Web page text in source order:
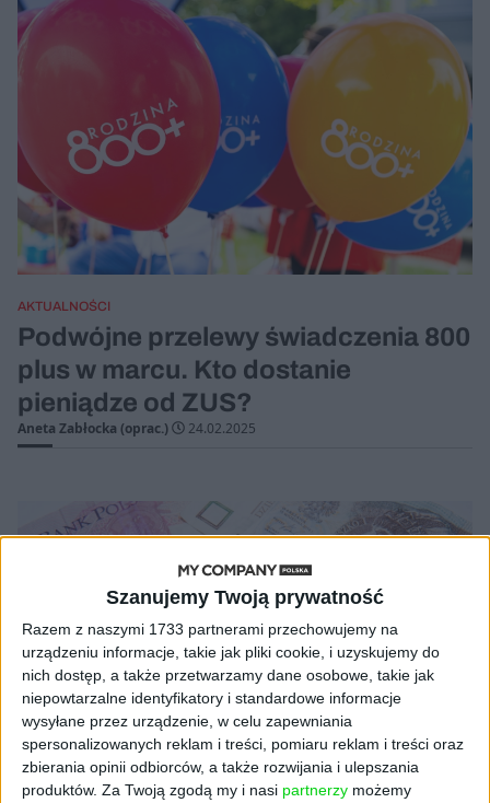
Szanujemy Twoją prywatność
Razem z naszymi 1733 partnerami przechowujemy na
urządzeniu informacje, takie jak pliki cookie, i uzyskujemy do
nich dostęp, a także przetwarzamy dane osobowe, takie jak
niepowtarzalne identyfikatory i standardowe informacje
wysyłane przez urządzenie, w celu zapewniania
spersonalizowanych reklam i treści, pomiaru reklam i treści oraz
zbierania opinii odbiorców, a także rozwijania i ulepszania
produktów. Za Twoją zgodą my i nasi partnerzy możemy
AKTUALNOŚCI
Podwójne przelewy świadczenia 800
plus w marcu. Kto dostanie
pieniądze od ZUS?
Aneta Zabłocka (oprac.) 24.02.2025